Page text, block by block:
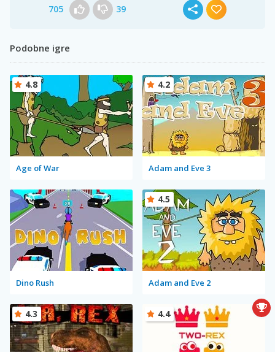
705 39
Podobne igre
Age of War
4.8
Adam and Eve 3
4.2
Dino Rush Adam and Eve 2
4.5
4.3 4.4